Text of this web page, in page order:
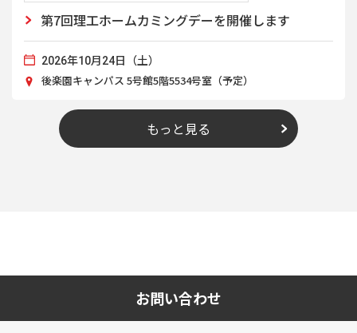
第7回理工ホームカミングデーを開催します
2026年10月24日（土）
後楽園キャンパス 5号館5階5534号室（予定）
もっと見る
お問い合わせ